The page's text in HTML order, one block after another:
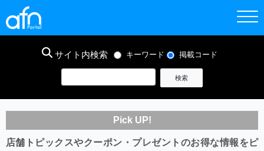
サイト内検索 キーワード 掲載コード
Pick UP!
店舗トピックスやクーポン・プレゼントのお得な情報をピ